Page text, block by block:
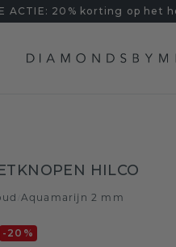
ACTIE: 20% korting op het
HILCO
Aquamarijn 2 mm
-20 %